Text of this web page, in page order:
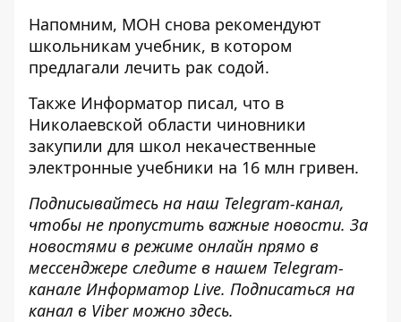
Напомним, МОН снова рекомендуют
школьникам учебник, в котором
предлагали лечить рак содой.
Также Информатор писал, что в
Николаевской области чиновники
закупили для школ некачественные
электронные учебники на 16 млн гривен.
Подписывайтесь на наш Telegram-канал,
чтобы не пропустить важные новости. За
новостями в режиме онлайн прямо в
мессенджере следите в нашем Telegram-
канале Информатор Live. Подписаться на
канал в Viber можно здесь.